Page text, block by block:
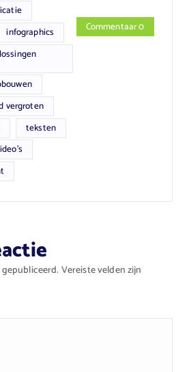
infographics
vergroten
teksten
Commentaar 0
Vereiste velden zijn